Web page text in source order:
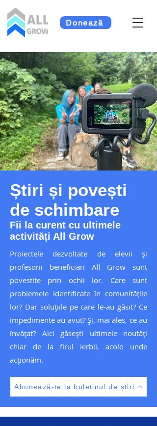
Donează
Știri și povești
de schimbare
Fii la curent cu ultimele
activități All Grow
Proiectele dezvoltate de elevii și
profesorii beneficiari All Grow sunt
povestite prin ochii lor. Care sunt
problemele identificate în comunitățile
lor? Dar soluțiile pe care le-au găsit? Ce
impedimente au avut? Și, mai ales, ce au
învățat? Aici găsești ultimele noutăți
chiar de la firul ierbii, acolo unde
acționăm.
Abonează-te la buletinul de știri